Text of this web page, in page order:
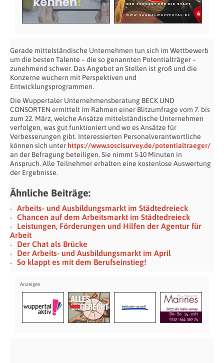
Gerade mittelständische Unternehmen tun sich im Wettbewerb
um die besten Talente – die so genannten Potentialträger –
zunehmend schwer. Das Angebot an Stellen ist groß und die
Konzerne wuchern mit Perspektiven und
Entwicklungsprogrammen.
Die Wuppertaler Unternehmensberatung BECK UND
CONSORTEN ermittelt im Rahmen einer Blitzumfrage vom 7. bis
zum 22. März, welche Ansätze mittelständische Unternehmen
verfolgen, was gut funktioniert und wo es Ansätze für
Verbesserungen gibt. Interessierten Personalverantwortliche
können sich unter https://www.soscisurvey.de/potentialtraeger/
an der Befragung beteiligen. Sie nimmt 5-10 Minuten in
Anspruch. Alle Teilnehmer erhalten eine kostenlose Auswertung
der Ergebnisse.
Ähnliche Beiträge:
Arbeits- und Ausbildungsmarkt im Städtedreieck
Chancen auf dem Arbeitsmarkt im Städtedreieck
Leistungen, Förderungen und Hilfen der Agentur für
Arbeit
Der Chat als Brücke
Der Arbeits- und Ausbildungsmarkt im April
So klappt es mit dem Berufseinstieg!